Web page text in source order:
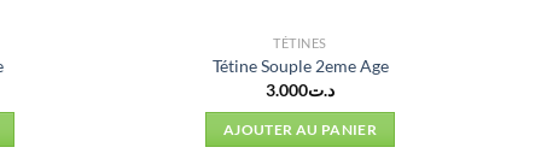
TÉTINES
Tétine Souple 2eme Age
د.ت3.000
AJOUTER AU PANIER